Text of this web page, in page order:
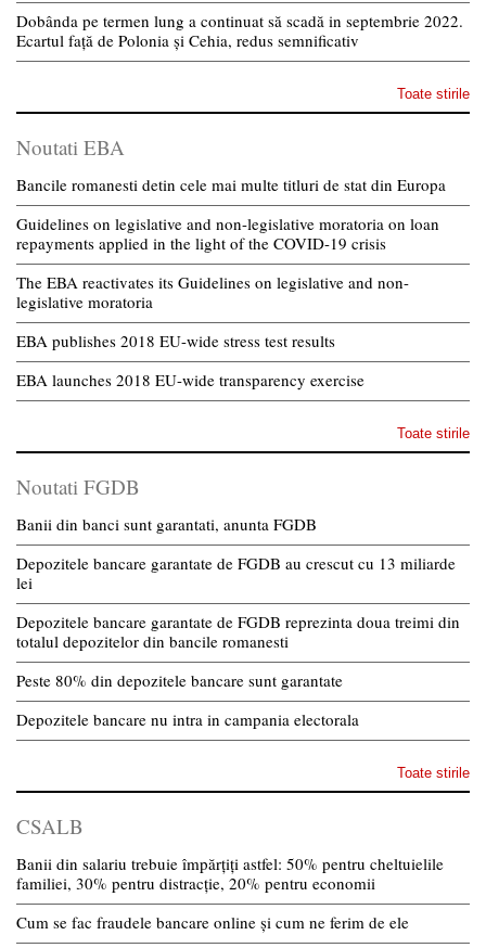
Dobânda pe termen lung a continuat să scadă in septembrie 2022.
Ecartul față de Polonia și Cehia, redus semnificativ
Toate stirile
Noutati EBA
Bancile romanesti detin cele mai multe titluri de stat din Europa
Guidelines on legislative and non-legislative moratoria on loan
repayments applied in the light of the COVID-19 crisis
The EBA reactivates its Guidelines on legislative and non-
legislative moratoria
EBA publishes 2018 EU-wide stress test results
EBA launches 2018 EU-wide transparency exercise
Toate stirile
Noutati FGDB
Banii din banci sunt garantati, anunta FGDB
Depozitele bancare garantate de FGDB au crescut cu 13 miliarde
lei
Depozitele bancare garantate de FGDB reprezinta doua treimi din
totalul depozitelor din bancile romanesti
Peste 80% din depozitele bancare sunt garantate
Depozitele bancare nu intra in campania electorala
Toate stirile
CSALB
Banii din salariu trebuie împărțiți astfel: 50% pentru cheltuielile
familiei, 30% pentru distracție, 20% pentru economii
Cum se fac fraudele bancare online și cum ne ferim de ele